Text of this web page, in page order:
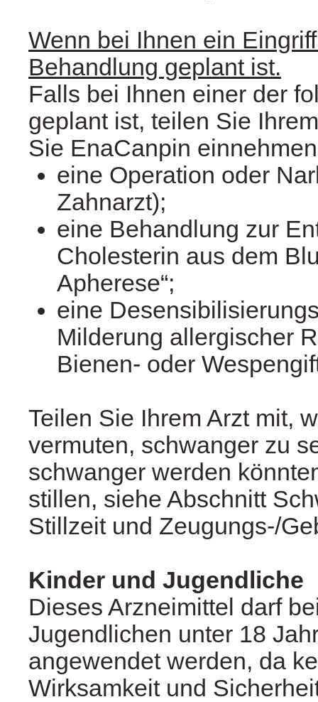
Wenn bei Ihnen ein
Behandlung geplant ist.
Falls bei Ihnen einer der
geplant ist, teilen Sie
Sie EnaCanpin
eine Operation oder
Zahnarzt);
eine Behandlung zur
Cholesterin aus dem
Apherese“;
eine
Milderung allergischer
Bienen- oder
Teilen Sie Ihrem Arzt mit,
vermuten, schwanger zu
schwanger werden
stillen, siehe Abschnitt
Stillzeit und Zeugungs-/
Kinder und Jugendliche
Dieses Arzneimittel darf
Jugendlichen unter 18
angewendet werden, da
Wirksamkeit und